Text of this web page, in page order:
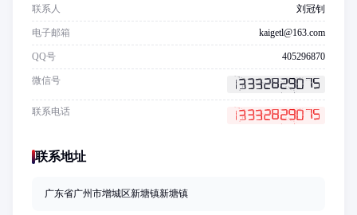
联系人 刘冠钊
电子邮箱 kaigetl@163.com
QQ号 405296870
微信号
联系电话
联系地址
广东省广州市增城区新塘镇新塘镇